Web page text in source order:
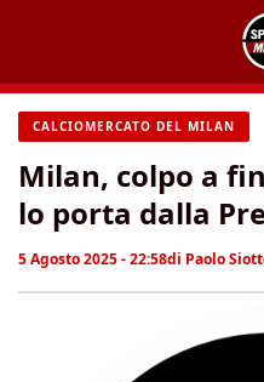
contenuto
CALCIOMERCATO DEL MILAN
Milan, colpo a
lo porta dalla
5 Agosto 2025 - 22:58di Paolo